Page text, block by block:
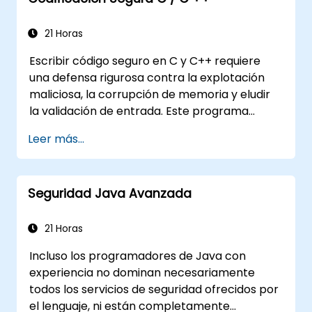
Conocer algunos ataques recientes
Obtener información sobre algunas
vulnerabilidades recientes relacionadas
con estos temas.
Comprender los conceptos de seguridad
en servicios web.
Conocer fuentes y lecturas
21 Horas
Escribir código seguro en C y C++ requiere
una defensa rigurosa contra la explotación
maliciosa, la corrupción de memoria y eludir
la validación de entrada. Este programa
desbordamientos de búfer, uso después de
liberar (use-after-free), desbordamientos
enteros y confusión de tipos. Los
participantes aplican directrices de
análisis estático y técnicas de programación
la saneamiento de entrada y entregar
software endurecido resistente a
ciberataques.
Leer más...
Seguridad Java Avanzada
21 Horas
Incluso los programadores de Java con
experiencia no dominan necesariamente
todos los servicios de seguridad ofrecidos por
el lenguaje, ni están completamente